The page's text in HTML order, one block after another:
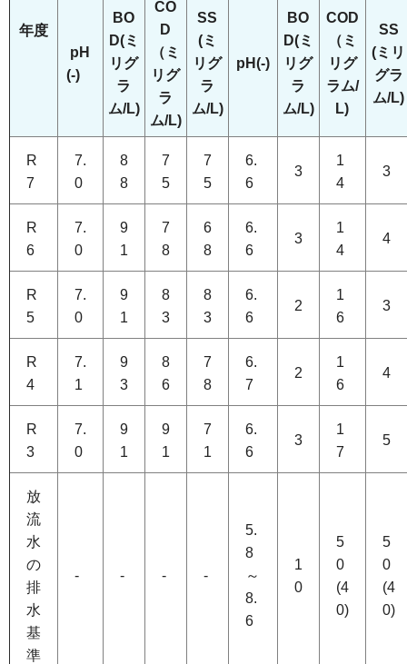
年度
pH
(-)
BO
D(ミ
リグ
ラ
ム/L)
CO
D
（ミ
リグ
ラ
ム/L)
SS
(ミ
リグ
ラ
ム/L)
pH(-)
BO
D(ミ
リグ
ラ
ム/L)
COD
（ミ
リグ
ラム/
L)
SS
(ミリ
グラ
ム/L)
R
7
7.
0
8
8
7
5
7
5
6.
6
3
1
4
3
R
6
7.
0
9
1
7
8
6
8
6.
6
3
1
4
4
R
5
7.
0
9
1
8
3
8
3
6.
6
2
1
6
3
R
4
7.
1
9
3
8
6
7
8
6.
7
2
1
6
4
R
3
7.
0
9
1
9
1
7
1
6.
6
3
1
7
5
放
流
水
の
排
水
基
準
- - - -
5.
8
～
8.
6
1
0
5
0
(4
0)
5
0
(4
0)